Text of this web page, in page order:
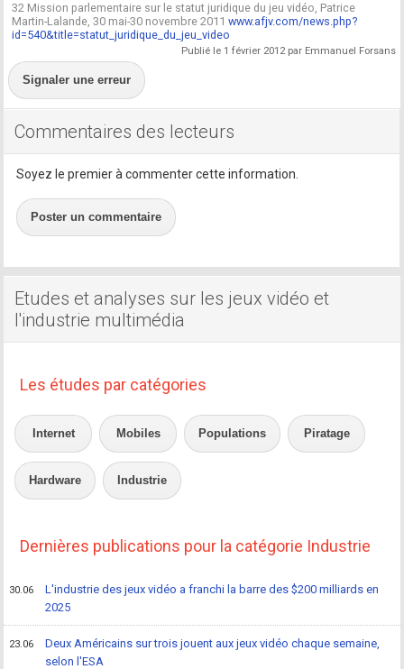
32 Mission parlementaire sur le statut juridique du jeu vidéo, Patrice
Martin-Lalande, 30 mai-30 novembre 2011www.afjv.com/news.php?
id=540&title=statut_juridique_du_jeu_video
Publié le 1 février 2012 par Emmanuel Forsans
Signaler une erreur
Commentaires des lecteurs
Soyez le premier à commenter cette information.
Poster un commentaire
Etudes et analyses sur les jeux vidéo et
l'industrie multimédia
Les études par catégories
Internet Mobiles Populations Piratage
Hardware Industrie
Dernières publications pour la catégorie Industrie
30.06
L'industrie des jeux vidéo a franchi la barre des $200 milliards en
2025
23.06
Deux Américains sur trois jouent aux jeux vidéo chaque semaine,
selon l'ESA